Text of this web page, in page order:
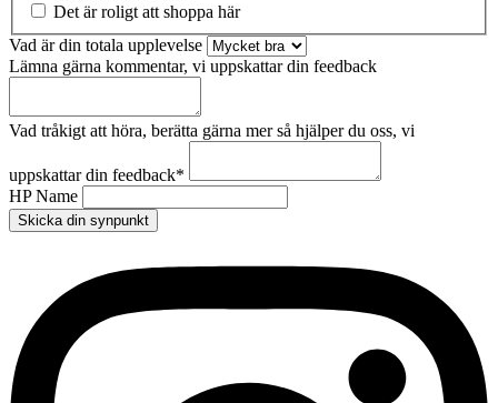
Det är roligt att shoppa här
Vad är din totala upplevelse
Lämna gärna kommentar, vi uppskattar din feedback
Vad tråkigt att höra, berätta gärna mer så hjälper du oss, vi
uppskattar din feedback*
HP Name
Skicka din synpunkt